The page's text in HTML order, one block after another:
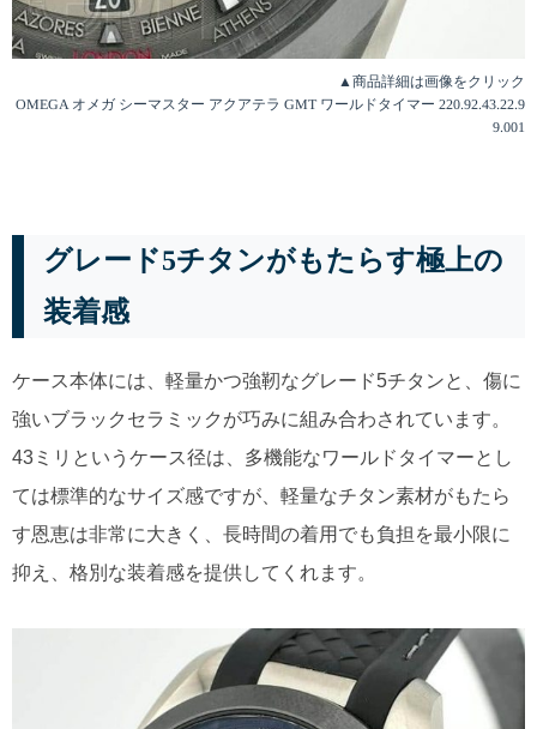
▲商品詳細は画像をクリック
OMEGA オメガ シーマスター アクアテラ GMT ワールドタイマー 220.92.43.22.9
9.001
グレード5チタンがもたらす極上の
装着感
ケース本体には、軽量かつ強靭なグレード5チタンと、傷に
強いブラックセラミックが巧みに組み合わされています。
43ミリというケース径は、多機能なワールドタイマーとし
ては標準的なサイズ感ですが、軽量なチタン素材がもたら
す恩恵は非常に大きく、長時間の着用でも負担を最小限に
抑え、格別な装着感を提供してくれます。